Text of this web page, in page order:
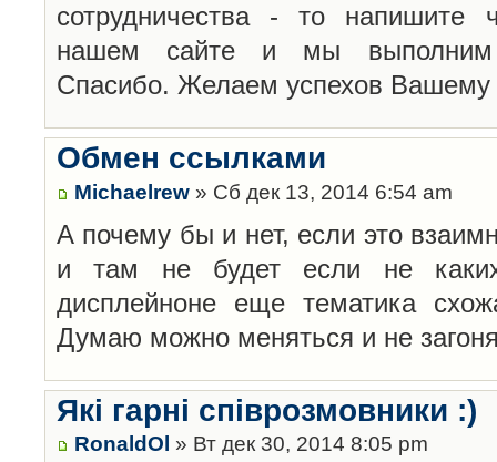
сотрудничества - то напишите
нашем сайте и мы выполним
Спасибо. Желаем успехов Вашему
Обмен ссылками
Michaelrew » Сб дек 13, 2014 6:54 am
А почему бы и нет, если это
и там не будет если не
дисплейноне еще тематика
Думаю можно меняться и не
Які гарні співрозмовники :)
RonaldOl » Вт дек 30, 2014 8:05 pm